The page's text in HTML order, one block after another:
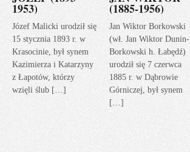
1953)
Józef Malicki urodził się
15 stycznia 1893 r. w
Krasocinie, był synem
Kazimierza i Katarzyny
z Łapotów, którzy
wzięli ślub […]
(1885-1956)
Jan Wiktor Borkowski
(wł. Jan Wiktor Dunin-
Borkowski h. Łabędź)
urodził się 7 czerwca
1885 r. w Dąbrowie
Górniczej, był synem
[…]